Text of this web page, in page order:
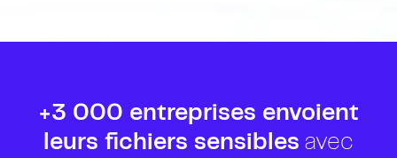
+3 000 entreprises envoient
leurs fichiers sensibles avec